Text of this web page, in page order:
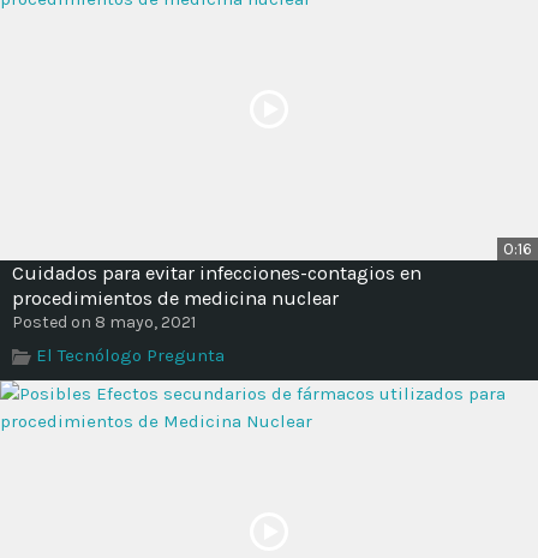
0:16
Cuidados para evitar infecciones-contagios en
procedimientos de medicina nuclear
Posted on 8 mayo, 2021
El Tecnólogo Pregunta